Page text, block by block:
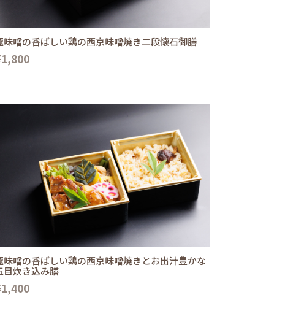
味噌の香ばしい鶏の西京味噌焼き二段懐石御膳
味噌の香ばしい鶏の西京味噌焼きとお出汁豊かな
目炊き込み膳